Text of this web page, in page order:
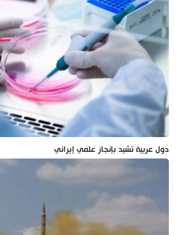
دول عربية تشيد بإنجاز علمي إيراني